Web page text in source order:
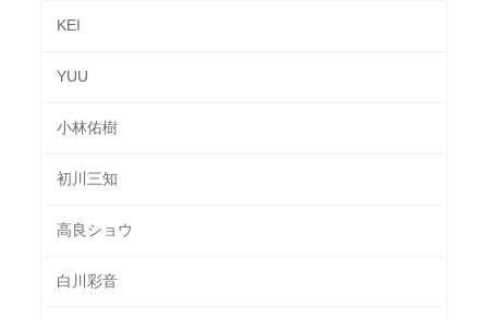
KEI
YUU
小林佑樹
初川三知
高良ショウ
白川彩音